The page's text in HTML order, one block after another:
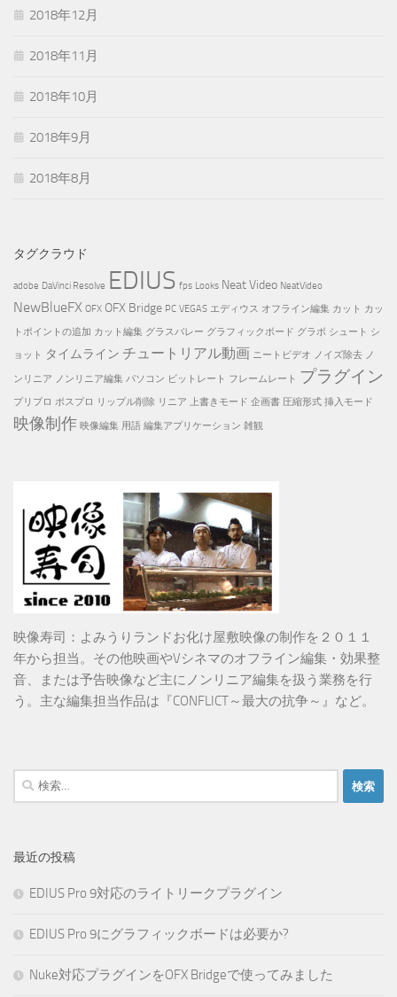
2018年12月
2018年11月
2018年10月
2018年9月
2018年8月
タグクラウド
adobe DaVinci Resolve EDIUS fps Looks Neat Video NeatVideo
NewBlueFX OFX OFX Bridge PC VEGAS エディウス オフライン編集 カット カッ
トポイントの追加 カット編集 グラスバレー グラフィックボード グラボ シュート シ
ョット
タイムライン チュートリアル動画 ニートビデオ ノイズ除去 ノ
ンリニア ノンリニア編集 パソコン ビットレート フレームレート プラグイン
プリプロ ポスプロ リップル削除 リニア 上書きモード 企画書 圧縮形式 挿入モード
映像制作 映像編集 用語 編集アプリケーション 雑観
映像寿司：よみうりランドお化け屋敷映像の制作を２０１１
年から担当。その他映画やVシネマのオフライン編集・効果整
音、または予告映像など主にノンリニア編集を扱う業務を行
う。主な編集担当作品は『CONFLICT～最大の抗争～』など。
検
索:
最近の投稿
EDIUS Pro 9対応のライトリークプラグイン
EDIUS Pro 9にグラフィックボードは必要か?
Nuke対応プラグインをOFX Bridgeで使ってみました